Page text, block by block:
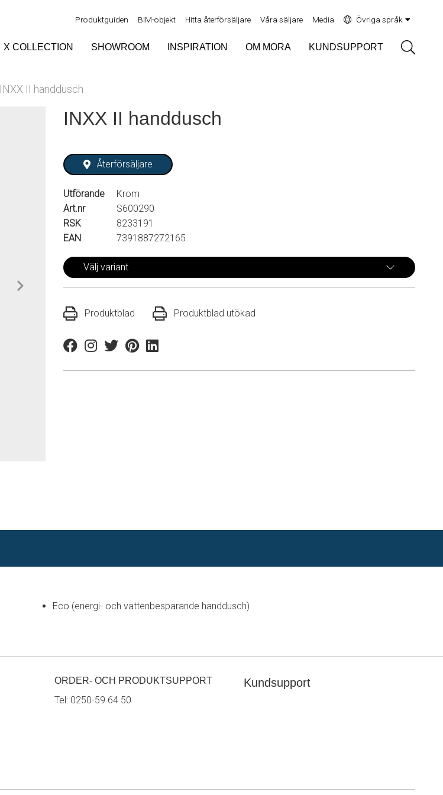
Produktguiden BIM-objekt Hitta återförsäljare Våra säljare Media Övriga språk
X COLLECTION SHOWROOM INSPIRATION OM MORA KUNDSUPPORT
INXX II handdusch
INXX II handdusch
Återförsäljare
Utförande
Krom
Art.nr
S600290
RSK
8233191
EAN
7391887272165
Välj variant
Produktblad Produktblad utökad
FacebookInstagram
TwitterPinterestLinkedin
Eco (energi- och vattenbesparande handdusch)
ORDER- OCH PRODUKTSUPPORT
Tel: 0250-59 64 50
Kundsupport